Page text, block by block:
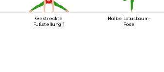
Gestreckte
Fußstellung 1
Halbe Lotusbaum-
Pose